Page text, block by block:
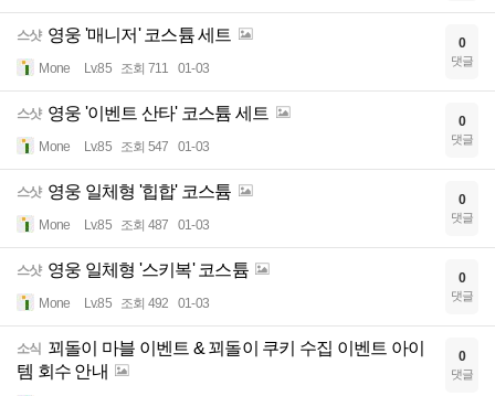
스샷 영웅 '매니저' 코스튬 세트
Mone Lv.85 조회 711 01-03
0
댓글
스샷 영웅 '이벤트 산타' 코스튬 세트
Mone Lv.85 조회 547 01-03
0
댓글
스샷 영웅 일체형 '힙합' 코스튬
Mone Lv.85 조회 487 01-03
0
댓글
스샷 영웅 일체형 '스키복' 코스튬
Mone Lv.85 조회 492 01-03
0
댓글
소식
꾀돌이 마블 이벤트 & 꾀돌이 쿠키 수집 이벤트 아이
템 회수 안내
0
댓글